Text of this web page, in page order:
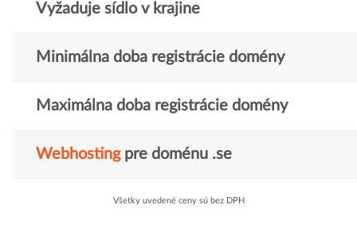
Vyžaduje sídlo v krajine
Minimálna doba registrácie domény
Maximálna doba registrácie domény
Webhostingpre doménu .se
Všetky uvedené ceny sú bez DPH